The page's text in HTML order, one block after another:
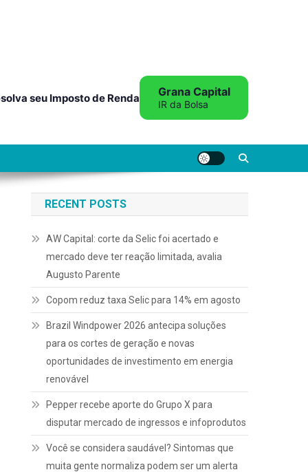
seu Imposto de Renda Grana Capital
IR da Bolsa
RECENT POSTS
AW Capital: corte da Selic foi acertado e
mercado deve ter reação limitada, avalia
Augusto Parente
Copom reduz taxa Selic para 14% em agosto
Brazil Windpower 2026 antecipa soluções
para os cortes de geração e novas
oportunidades de investimento em energia
renovável
Pepper recebe aporte do Grupo X para
disputar mercado de ingressos e infoprodutos
Você se considera saudável? Sintomas que
muita gente normaliza podem ser um alerta